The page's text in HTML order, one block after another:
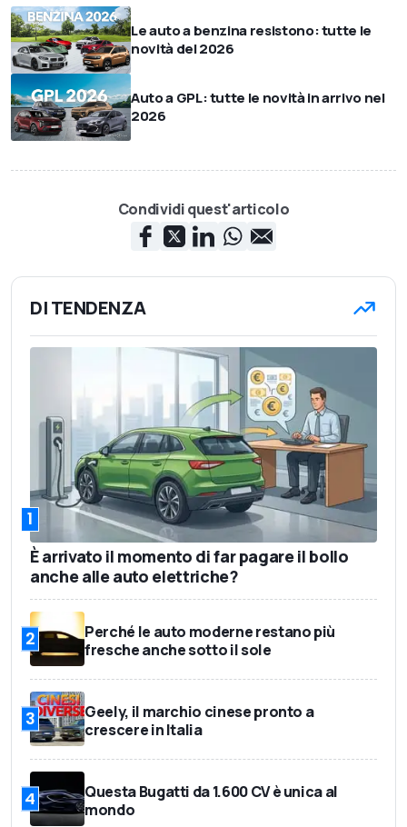
Le auto a benzina resistono: tutte le
novità del 2026
Auto a GPL: tutte le novità in arrivo nel
2026
Condividi quest'articolo
DI TENDENZA
1
È arrivato il momento di far pagare il bollo
anche alle auto elettriche?
2
Perché le auto moderne restano più
fresche anche sotto il sole
3
Geely, il marchio cinese pronto a
crescere in Italia
4
Questa Bugatti da 1.600 CV è unica al
mondo